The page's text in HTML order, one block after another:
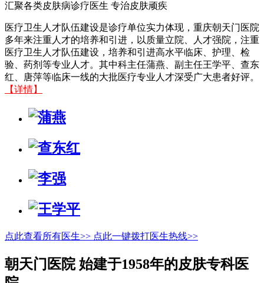
汇聚各类皮肤病诊疗医生 专治皮肤顽疾
医疗卫生人才队伍建设是诊疗单位实力体现，重庆朝天门医院
多年来注重人才的培养和引进，以质量立院、人才强院，注重
医疗卫生人才队伍建设，培养和引进高水平临床、护理、检
验、药剂等专业人才。其中科主任蒲燕、副主任王学平、查东
红、唐萍等临床一线的大批医疗专业人才深受广大患者好评。
【详情】
点此查看所有医生>> 点此一键拨打医生热线>>
朝天门医院 始建于1958年的皮肤专科医